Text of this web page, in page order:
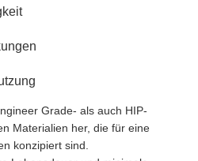
Grade- als auch HIP-
Materialien her, die für eine
konzipiert sind.